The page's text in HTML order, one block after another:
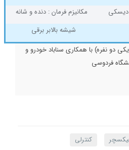
دیسکی
مکانیزم فرمان : دنده و شانه
شیشه بالابر برقی
دو نفره) با همکاری سناباد خودرو و
فردوسی
کنترلی